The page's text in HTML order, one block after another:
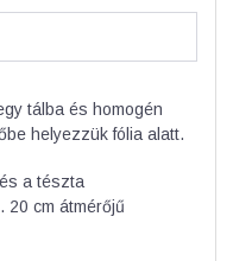
tálba és homogén
helyezzük fólia alatt.
a tészta
20 cm átmérőjű